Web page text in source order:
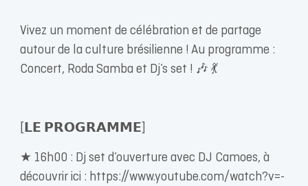
Vivez un moment de célébration et de partage
autour de la culture brésilienne ! Au programme :
Concert, Roda Samba et Dj’s set ! 🎶 💃
[𝗟𝗘 𝗣𝗥𝗢𝗚𝗥𝗔𝗠𝗠𝗘]
★ 16h00 : Dj set d’ouverture avec DJ Camoes, à
découvrir ici : https://www.youtube.com/watch?v=-